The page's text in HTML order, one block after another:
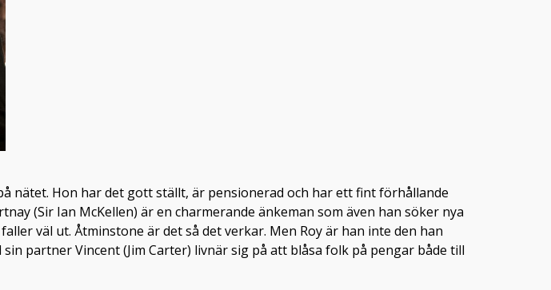
nätet. Hon har det gott ställt, är pensionerad och har ett fint förhållande
(Sir Ian McKellen) är en charmerande änkeman som även han söker nya
väl ut. Åtminstone är det så det verkar. Men Roy är han inte den han
partner Vincent (Jim Carter) livnär sig på att blåsa folk på pengar både till